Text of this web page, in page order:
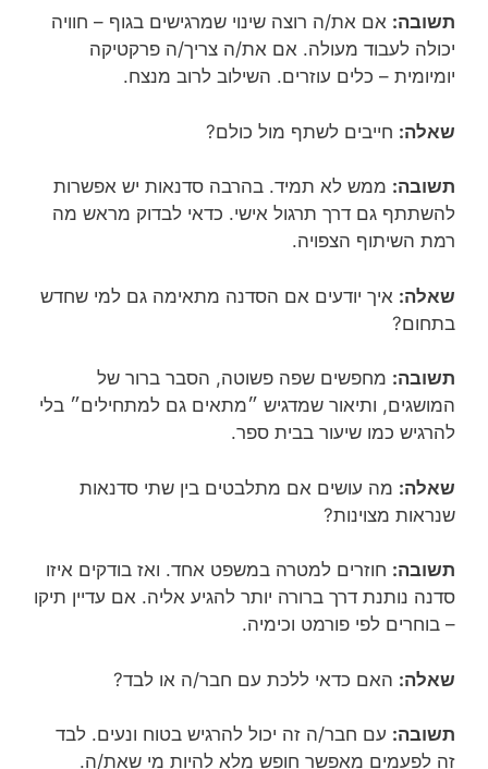
תשובה: אם את/ה רוצה שינוי שמרגישים בגוף – חוויה
יכולה לעבוד מעולה. אם את/ה צריך/ה פרקטיקה
יומיומית – כלים עוזרים. השילוב לרוב מנצח.
שאלה: חייבים לשתף מול כולם?
תשובה: ממש לא תמיד. בהרבה סדנאות יש אפשרות
להשתתף גם דרך תרגול אישי. כדאי לבדוק מראש מה
רמת השיתוף הצפויה.
שאלה: איך יודעים אם הסדנה מתאימה גם למי שחדש
בתחום?
תשובה: מחפשים שפה פשוטה, הסבר ברור של
המושגים, ותיאור שמדגיש ״מתאים גם למתחילים״ בלי
להרגיש כמו שיעור בבית ספר.
שאלה: מה עושים אם מתלבטים בין שתי סדנאות
שנראות מצוינות?
תשובה: חוזרים למטרה במשפט אחד. ואז בודקים איזו
סדנה נותנת דרך ברורה יותר להגיע אליה. אם עדיין תיקו
– בוחרים לפי פורמט וכימיה.
שאלה: האם כדאי ללכת עם חבר/ה או לבד?
תשובה: עם חבר/ה זה יכול להרגיש בטוח ונעים. לבד
זה לפעמים מאפשר חופש מלא להיות מי שאת/ה.